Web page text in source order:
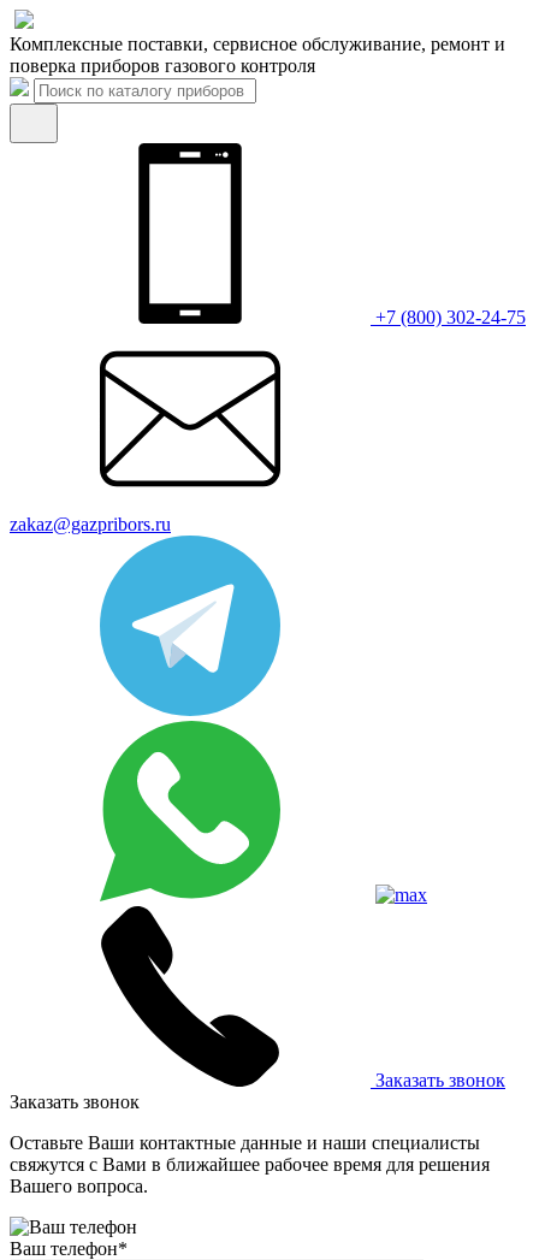
Комплексные поставки, сервисное обслуживание, ремонт и
поверка приборов газового контроля
+7 (800) 302-24-75
zakaz@gazpribors.ru
Заказать звонок
Заказать звонок
Оставьте Ваши контактные данные и наши специалисты
свяжутся с Вами в ближайшее рабочее время для решения
Вашего вопроса.
Ваш телефон*